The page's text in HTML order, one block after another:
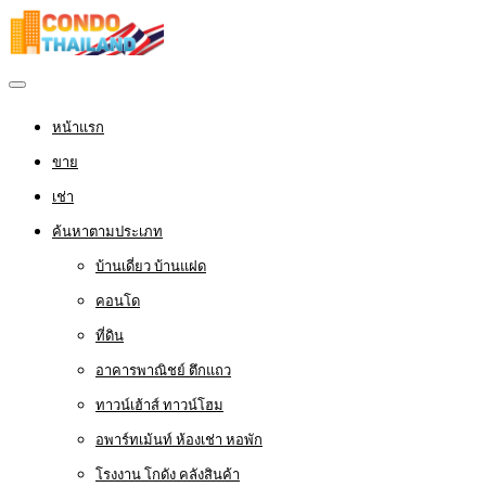
หน้าแรก
ขาย
เช่า
ค้นหาตามประเภท
บ้านเดี่ยว บ้านแฝด
คอนโด
ที่ดิน
อาคารพาณิชย์ ตึกแถว
ทาวน์เฮ้าส์ ทาวน์โฮม
อพาร์ทเม้นท์ ห้องเช่า หอพัก
โรงงาน โกดัง คลังสินค้า